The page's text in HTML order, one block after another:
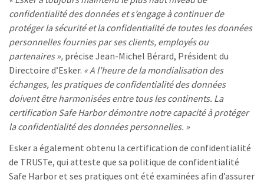
confidentialité des données et s’engage à continuer de
protéger la sécurité et la confidentialité de toutes les données
personnelles fournies par ses clients, employés ou
partenaires », précise Jean-Michel Bérard, Président du
Directoire d’Esker. « A l’heure de la mondialisation des
échanges, les pratiques de confidentialité des données
doivent être harmonisées entre tous les continents. La
certification Safe Harbor démontre notre capacité à protéger
la confidentialité des données personnelles. »
Esker a également obtenu la certification de confidentialité
de TRUSTe, qui atteste que sa politique de confidentialité
Safe Harbor et ses pratiques ont été examinées afin d’assurer